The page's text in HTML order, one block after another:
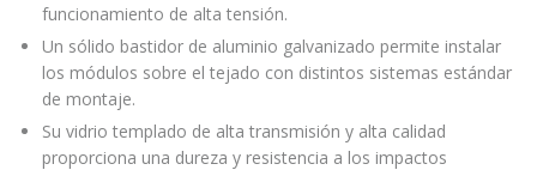
funcionamiento de alta tensión.
Un sólido bastidor de aluminio galvanizado permite instalar
los módulos sobre el tejado con distintos sistemas estándar
de montaje.
Su vidrio templado de alta transmisión y alta calidad
proporciona una dureza y resistencia a los impactos